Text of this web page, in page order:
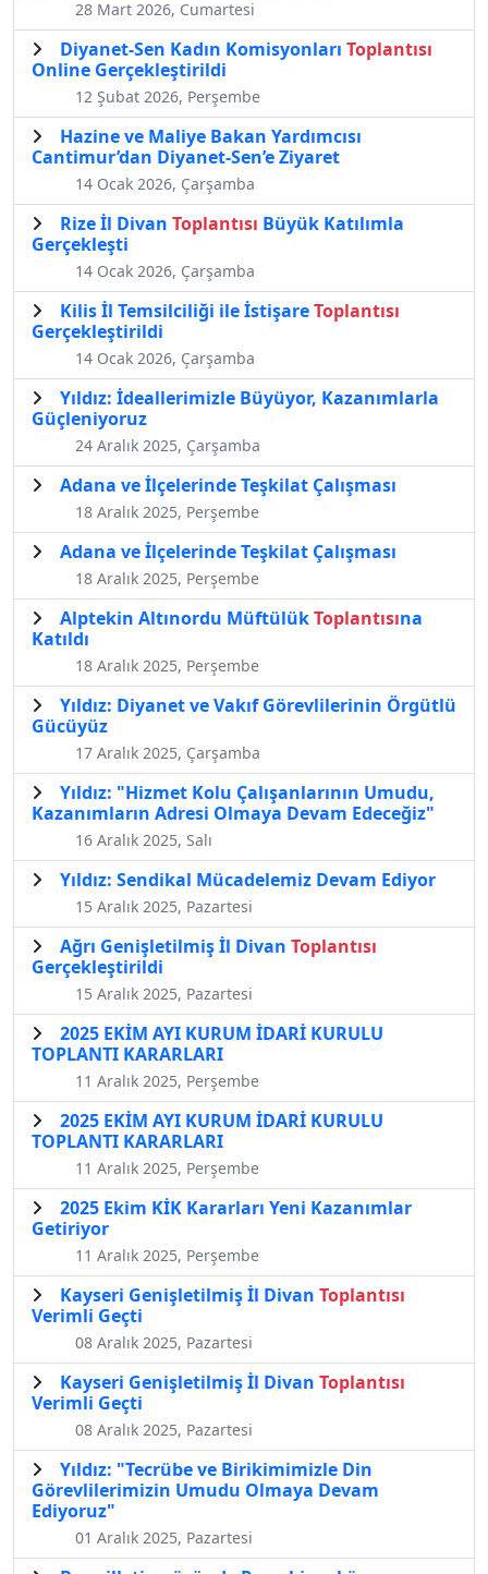
28 Mart 2026, Cumartesi
Diyanet-Sen Kadın Komisyonları Toplantısı
Online Gerçekleştirildi
12 Şubat 2026, Perşembe
Hazine ve Maliye Bakan Yardımcısı
Cantimur’dan Diyanet-Sen’e Ziyaret
14 Ocak 2026, Çarşamba
Rize İl Divan Toplantısı Büyük Katılımla
Gerçekleşti
14 Ocak 2026, Çarşamba
Kilis İl Temsilciliği ile İstişareToplantısı
Gerçekleştirildi
14 Ocak 2026, Çarşamba
Yıldız: İdeallerimizle Büyüyor, Kazanımlarla
Güçleniyoruz
24 Aralık 2025, Çarşamba
Adana ve İlçelerinde Teşkilat Çalışması
18 Aralık 2025, Perşembe
Adana ve İlçelerinde Teşkilat Çalışması
18 Aralık 2025, Perşembe
Alptekin Altınordu MüftülükToplantısına
Katıldı
18 Aralık 2025, Perşembe
Yıldız: Diyanet ve Vakıf Görevlilerinin Örgütlü
Gücüyüz
17 Aralık 2025, Çarşamba
Yıldız: "Hizmet Kolu Çalışanlarının Umudu,
Kazanımların Adresi Olmaya Devam Edeceğiz"
16 Aralık 2025, Salı
Yıldız: Sendikal Mücadelemiz Devam Ediyor
15 Aralık 2025, Pazartesi
Ağrı Genişletilmiş İl Divan Toplantısı
Gerçekleştirildi
15 Aralık 2025, Pazartesi
2025 EKİM AYI KURUM İDARİ KURULU
TOPLANTI KARARLARI
11 Aralık 2025, Perşembe
2025 EKİM AYI KURUM İDARİ KURULU
TOPLANTI KARARLARI
11 Aralık 2025, Perşembe
2025 Ekim KİK Kararları Yeni Kazanımlar
Getiriyor
11 Aralık 2025, Perşembe
Kayseri Genişletilmiş İl Divan Toplantısı
Verimli Geçti
08 Aralık 2025, Pazartesi
Kayseri Genişletilmiş İl Divan Toplantısı
Verimli Geçti
08 Aralık 2025, Pazartesi
Yıldız: "Tecrübe ve Birikimimizle Din
Görevlilerimizin Umudu Olmaya Devam
Ediyoruz"
01 Aralık 2025, Pazartesi